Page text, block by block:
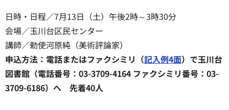
日時・日程／7月13日（土）午後2時～3時30分
会場／玉川台区民センター
講師／勅使河原純（美術評論家）
申込方法：電話またはファクシミリ（記入例4面）で玉川台
図書館（電話番号：03-3709-4164 ファクシミリ番号：03-
3709-6186）へ 先着40人